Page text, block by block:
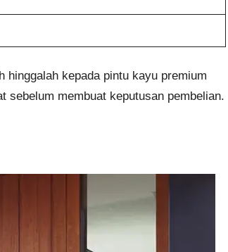
hinggalah kepada pintu kayu premium
sebelum membuat keputusan pembelian.